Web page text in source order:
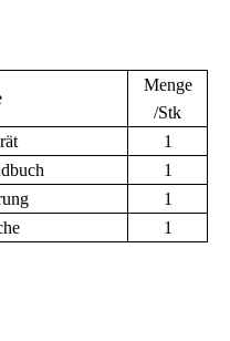
Menge
/Stk
1
1
1
1